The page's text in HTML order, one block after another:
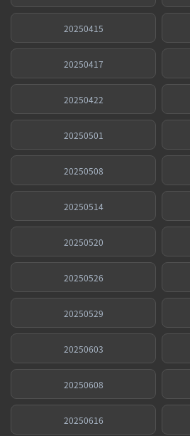
20250415
20250417
20250422
20250501
20250508
20250514
20250520
20250526
20250529
20250603
20250608
20250616